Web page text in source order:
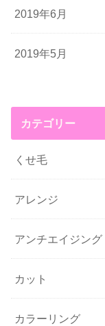
2019年6月
2019年5月
カテゴリー
くせ毛
アレンジ
アンチエイジング
カット
カラーリング